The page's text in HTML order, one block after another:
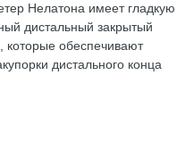
Нелатона имеет гладкую
дистальный закрытый
которые обеспечивают
дистального конца